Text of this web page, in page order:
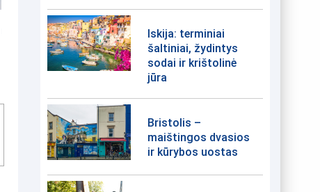
Iskija: terminiai
šaltiniai, žydintys
sodai ir krištolinė
jūra
Bristolis –
maištingos dvasios
ir kūrybos uostas